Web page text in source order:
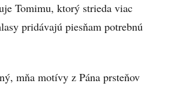
Tomimu, ktorý strieda viac
pridávajú piesňam potrebnú
mňa motívy z Pána prsteňov